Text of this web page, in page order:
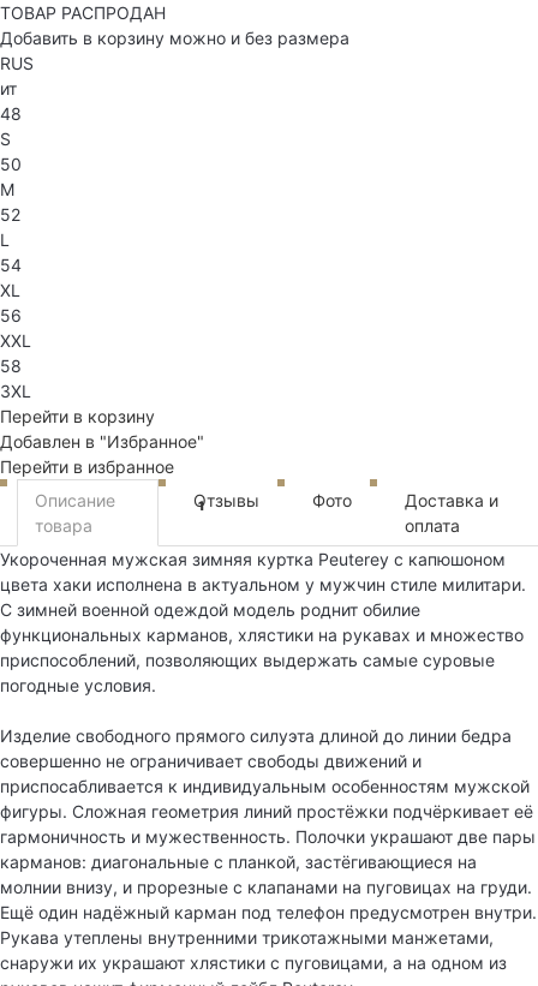
ТОВАР РАСПРОДАН
Добавить в корзину можно и без размера
RUS
ит
48
S
50
M
52
L
54
XL
56
XXL
58
3XL
Перейти в корзину
Добавлен в "Избранное"
Перейти в избранное
Описание
товара
Отзывы
1 Фото
Доставка и
оплата
Укороченная мужская зимняя куртка Peuterey с капюшоном
цвета хаки исполнена в актуальном у мужчин стиле милитари.
С зимней военной одеждой модель роднит обилие
функциональных карманов, хлястики на рукавах и множество
приспособлений, позволяющих выдержать самые суровые
погодные условия.
Изделие свободного прямого силуэта длиной до линии бедра
совершенно не ограничивает свободы движений и
приспосабливается к индивидуальным особенностям мужской
фигуры. Сложная геометрия линий простёжки подчёркивает её
гармоничность и мужественность. Полочки украшают две пары
карманов: диагональные с планкой, застёгивающиеся на
молнии внизу, и прорезные с клапанами на пуговицах на груди.
Ещё один надёжный карман под телефон предусмотрен внутри.
Рукава утеплены внутренними трикотажными манжетами,
снаружи их украшают хлястики с пуговицами, а на одном из